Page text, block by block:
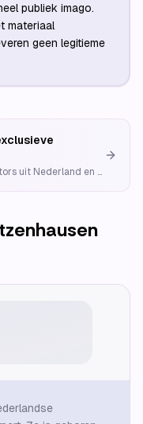
publiek imago.
materiaal
geen legitieme
Bekijk geverifieerde creators uit Nederland en België